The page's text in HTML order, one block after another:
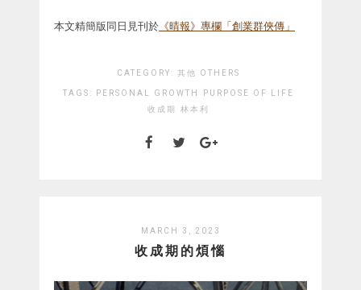
本文精簡版同日見刊於 《晴報》專欄「創業群俠傳」
CATEGORY: 其他 OTHERS
TAGS: PERSONAL GROWTH
PURPOSE OF LIFE
收成期
林本利
MARCH 3, 2023
收成期的煩惱